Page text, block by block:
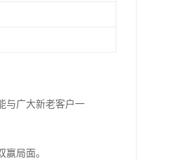
与广大新老客户一
局面。